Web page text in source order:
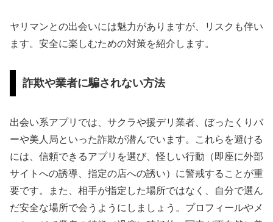
ヤリマンとの出会いには魅力がありますが、リスクも伴い
ます。安全に楽しむための対策を紹介します。
詐欺や業者に騙されない方法
出会い系アプリでは、サクラや援デリ業者、ぼったくりバ
ーや美人局といった詐欺が潜んでいます。これらを避ける
には、信頼できるアプリを選び、怪しい行動（即座に外部
サイトへの誘導、指定の店への誘い）に警戒することが重
要です。また、相手が指定した場所ではなく、自分で選ん
だ安全な場所で会うようにしましょう。プロフィールやメ